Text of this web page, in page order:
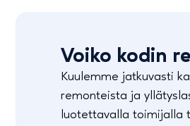
Voiko kodin
Kuulemme jatkuvasti
remonteista ja
luotettavalla toimijalla